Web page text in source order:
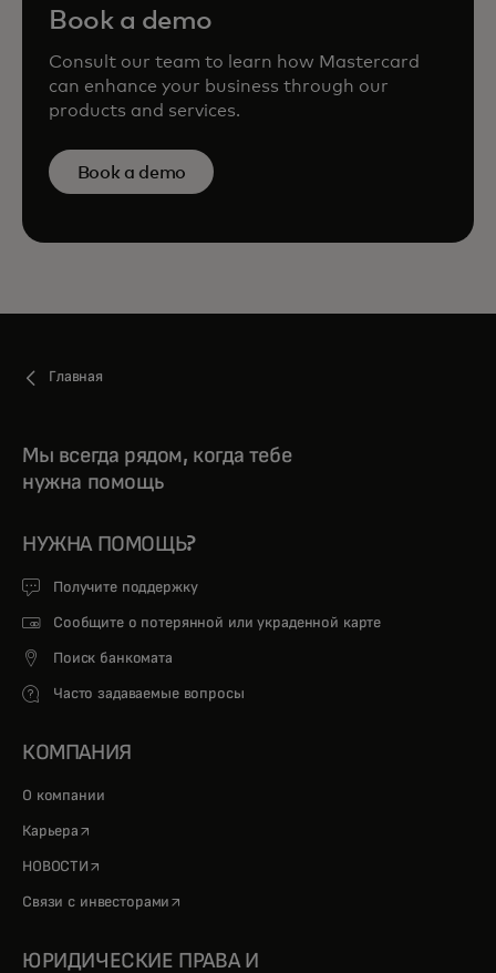
Book a demo
Consult our team to learn how Mastercard
can enhance your business through our
products and services.
Book a demo
Главная
Мы всегда рядом, когда тебе
нужна помощь
НУЖНА ПОМОЩЬ?
Получите поддержку
Сообщите о потерянной или украденной карте
Поиск банкомата
Часто задаваемые вопросы
КОМПАНИЯ
О компании
Карьера opens in a new tab
НОВОСТИ opens in a new tab
Связи с инвесторами opens in a new tab
ЮРИДИЧЕСКИЕ ПРАВА И